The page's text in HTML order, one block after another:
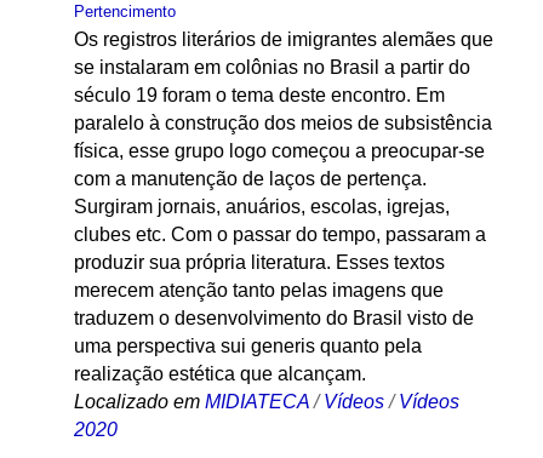
Pertencimento
Os registros literários de imigrantes alemães que
se instalaram em colônias no Brasil a partir do
século 19 foram o tema deste encontro. Em
paralelo à construção dos meios de subsistência
física, esse grupo logo começou a preocupar-se
com a manutenção de laços de pertença.
Surgiram jornais, anuários, escolas, igrejas,
clubes etc. Com o passar do tempo, passaram a
produzir sua própria literatura. Esses textos
merecem atenção tanto pelas imagens que
traduzem o desenvolvimento do Brasil visto de
uma perspectiva sui generis quanto pela
realização estética que alcançam.
Localizado em MIDIATECA /Vídeos /Vídeos
2020